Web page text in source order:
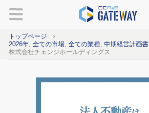
トップページ
2026年, 全ての市場, 全ての業種, 中期経営計画書
株式会社チェンジホールディングス